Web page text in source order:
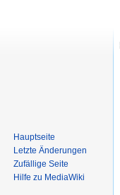
Hauptseite
Letzte Änderungen
Zufällige Seite
Hilfe zu MediaWiki